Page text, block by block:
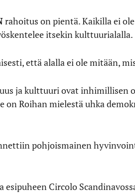
rahoitus on pientä. Kaikilla ei
itsekin kulttuurialalla.
että alalla ei ole mitään,
ja kulttuuri ovat inhimillisen
on Roihan mielestä uhka
pohjoismainen
Circolo